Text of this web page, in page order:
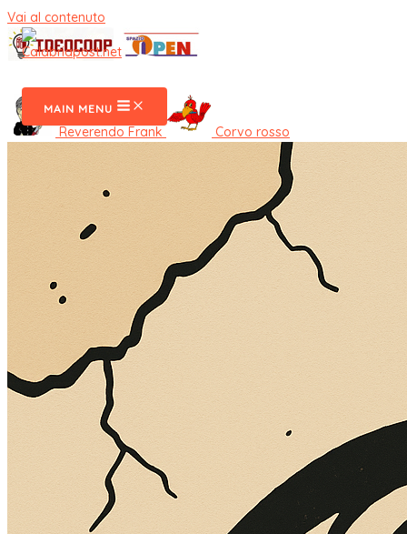
Vai al contenuto
MAIN MENU
Reverendo Frank Corvo rosso